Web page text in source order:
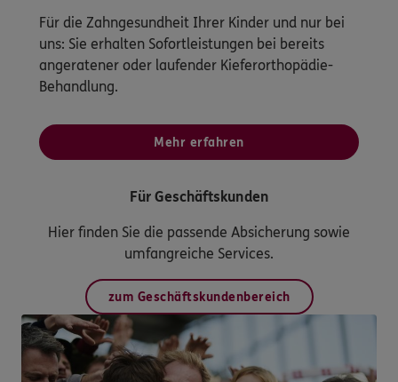
Für die Zahngesundheit Ihrer Kinder und nur bei
uns: Sie erhalten Sofortleistungen bei bereits
angeratener oder laufender Kieferorthopädie-
Behandlung.
Mehr erfahren
Für Geschäftskunden
Hier finden Sie die passende Absicherung sowie
umfangreiche Services.
zum Geschäftskundenbereich